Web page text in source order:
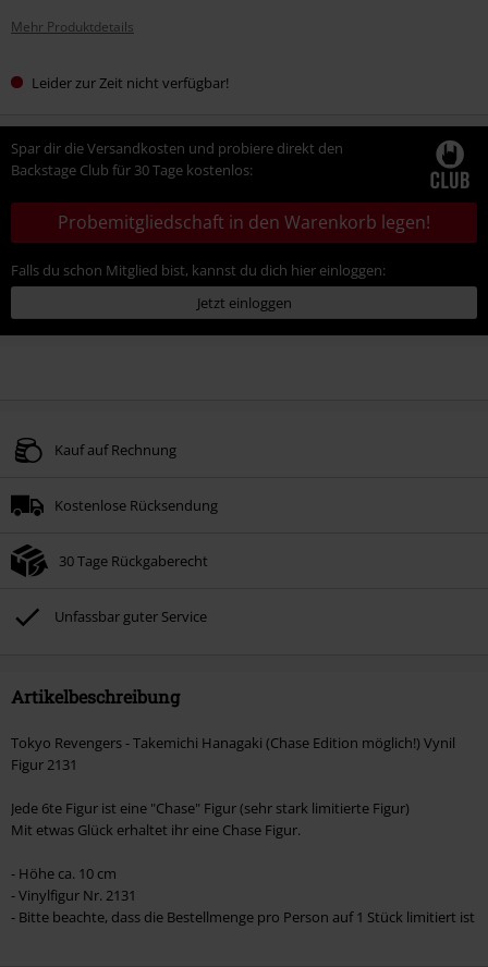
Mehr Produktdetails
Leider zur Zeit nicht verfügbar!
Spar dir die Versandkosten und probiere direkt den
Backstage Club für 30 Tage kostenlos:
Probemitgliedschaft in den Warenkorb legen!
Falls du schon Mitglied bist, kannst du dich hier einloggen:
Jetzt einloggen
Kauf auf Rechnung
Kostenlose Rücksendung
30 Tage Rückgaberecht
Unfassbar guter Service
Artikelbeschreibung
Tokyo Revengers - Takemichi Hanagaki (Chase Edition möglich!) Vynil
Figur 2131
Jede 6te Figur ist eine "Chase" Figur (sehr stark limitierte Figur)
Mit etwas Glück erhaltet ihr eine Chase Figur.
- Höhe ca. 10 cm
- Vinylfigur Nr. 2131
- Bitte beachte, dass die Bestellmenge pro Person auf 1 Stück limitiert ist